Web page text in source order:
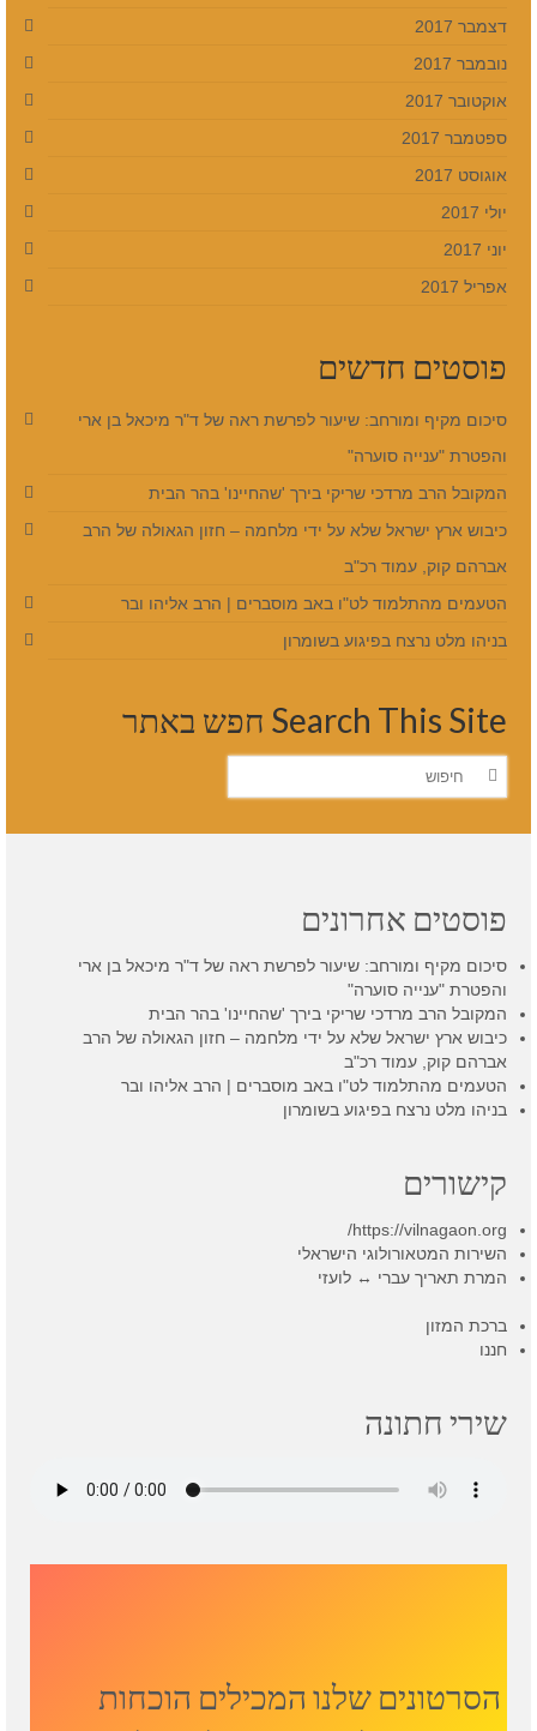
דצמבר 2017
נובמבר 2017
אוקטובר 2017
ספטמבר 2017
אוגוסט 2017
יולי 2017
יוני 2017
אפריל 2017
פוסטים חדשים
סיכום מקיף ומורחב: שיעור לפרשת ראה של ד"ר מיכאל בן ארי
והפטרת "ענייה סוערה"
המקובל הרב מרדכי שריקי בירך 'שהחיינו' בהר הבית
כיבוש ארץ ישראל שלא על ידי מלחמה – חזון הגאולה של הרב
אברהם קוק, עמוד רכ"ב
הטעמים מהתלמוד לט"ו באב מוסברים | הרב אליהו ובר
בניהו מלט נרצח בפיגוע בשומרון
Search This Site חפש באתר
חפש
פוסטים אחרונים
סיכום מקיף ומורחב: שיעור לפרשת ראה של ד"ר מיכאל בן ארי
והפטרת "ענייה סוערה"
המקובל הרב מרדכי שריקי בירך 'שהחיינו' בהר הבית
כיבוש ארץ ישראל שלא על ידי מלחמה – חזון הגאולה של הרב
אברהם קוק, עמוד רכ"ב
הטעמים מהתלמוד לט"ו באב מוסברים | הרב אליהו ובר
בניהו מלט נרצח בפיגוע בשומרון
קישורים
https://vilnagaon.org/
השירות המטאורולוגי הישראלי
המרת תאריך עברי ↔ לועזי
ברכת המזון
חננו
שירי חתונה
הסרטונים שלנו המכילים הוכחות